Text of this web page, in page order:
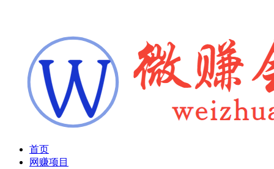
首页
网赚项目